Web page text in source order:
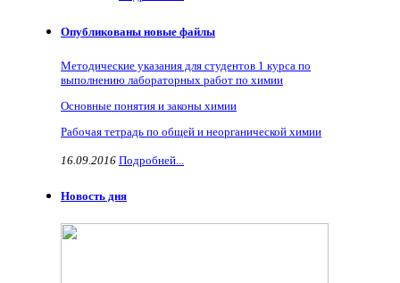
Опубликованы новые файлы
Методические указания для студентов 1 курса по
выполнению лабораторных работ по химии
Основные понятия и законы химии
Рабочая тетрадь по общей и неорганической химии
16.09.2016 Подробней...
Новость дня